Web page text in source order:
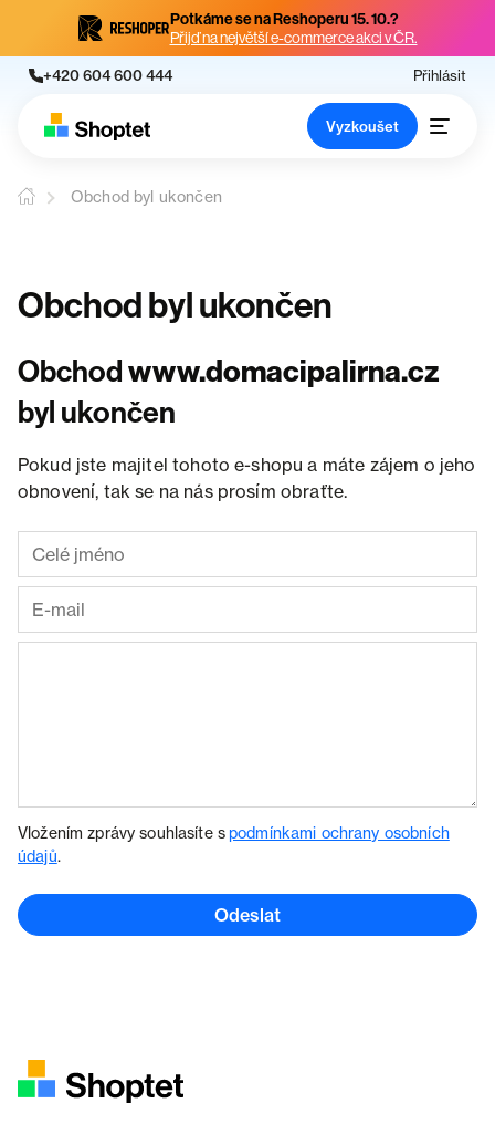
Potkáme se na Reshoperu 15. 10.?
Přijď na největší e-commerce akci v ČR.
+420 604 600 444 Přihlásit
Vyzkoušet
Obchod byl ukončen
Obchod byl ukončen
Obchodwww.domacipalirna.cz
byl ukončen
Pokud jste majitel tohoto e-shopu a máte zájem o jeho
obnovení, tak se na nás prosím obraťte.
Vložením zprávy souhlasíte spodmínkami ochrany osobních
údajů.
Odeslat